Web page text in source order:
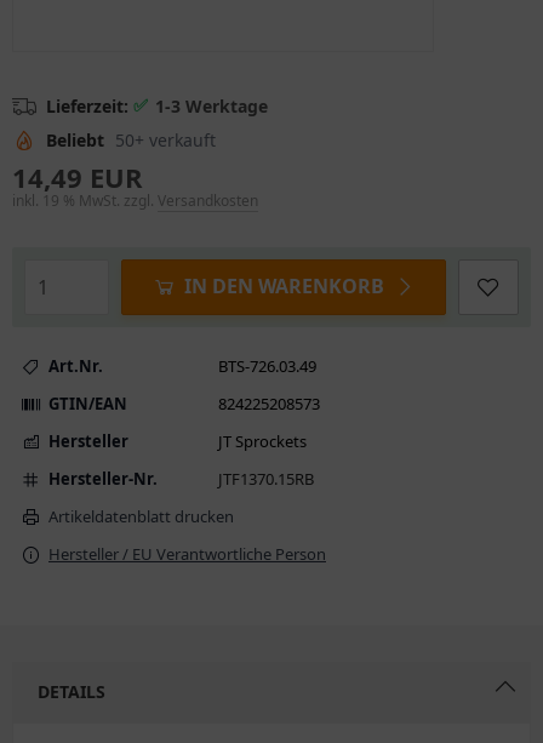
Lieferzeit: ✅ 1-3 Werktage
Beliebt 50+ verkauft
14,49 EUR
inkl. 19 % MwSt. zzgl. Versandkosten
IN DEN WARENKORB
Art.Nr.
BTS-726.03.49
GTIN/EAN
824225208573
Hersteller
JT Sprockets
Hersteller-Nr.
JTF1370.15RB
Artikeldatenblatt drucken
Hersteller / EU Verantwortliche Person
DETAILS